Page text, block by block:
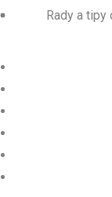
Rady a